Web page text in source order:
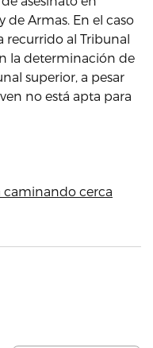
de Armas. En el caso
recurrido al Tribunal
la determinación de
superior, a pesar
no está apta para
caminando cerca